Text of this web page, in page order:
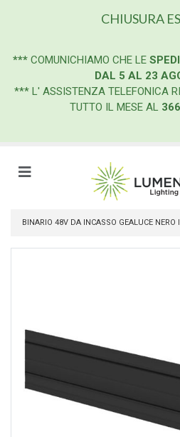
CHIUSURA
*** COMUNICHIAMO CHE LE
DAL 5 AL 23
*** L' ASSISTENZA TELEFONICA
TUTTO IL MESE AL
BINARIO 48V DA INCASSO GEALUCE NERO